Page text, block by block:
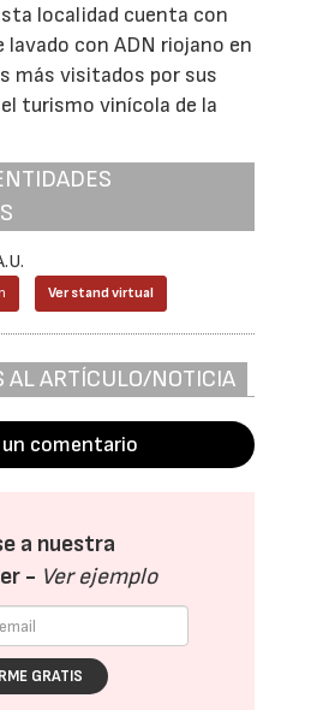
localidad cuenta con
lavado con ADN riojano en
más visitados por sus
turismo vinícola de la
Ver stand virtual
AL ARTÍCULO/NOTICIA
un comentario
a nuestra
- Ver ejemplo
GRATIS